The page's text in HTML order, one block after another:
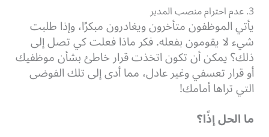
3. عدم احترام منصب المدير
يأتي الموظفون متأخرون ويغادرون مبكرًا، وإذا طلبت
شيء لا يقومون بفعله. فكر ماذا فعلت كي تصل إلى
ذلك؟ يمكن أن تكون اتخذت قرار خاطئ بشأن موظفيك
أو قرار تعسفي وغير عادل، مما أدى إلى تلك الفوضى
التي تراها أمامك!
ما الحل إذًا؟